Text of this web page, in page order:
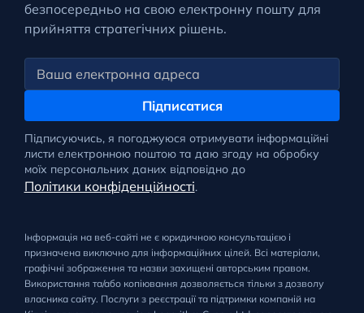
безпосередньо на свою електронну пошту для
прийняття стратегічних рішень.
Підписатися
Підписуючись, я погоджуюся отримувати інформаційні
листи електронною поштою та даю згоду на обробку
моїх персональних даних відповідно до
Політики конфіденційності.
Інформація на веб-сайті не є юридичною консультацією і
призначена виключно для інформаційних цілей. Всі матеріали,
графічні зображення та назви захищені авторським правом.
Використання та/або копіювання дозволяється тільки з дозволу
власника сайту. Послуги з реєстрації та підтримки компаній на